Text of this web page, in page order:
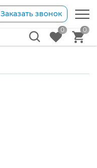
Заказать звонок
0 0